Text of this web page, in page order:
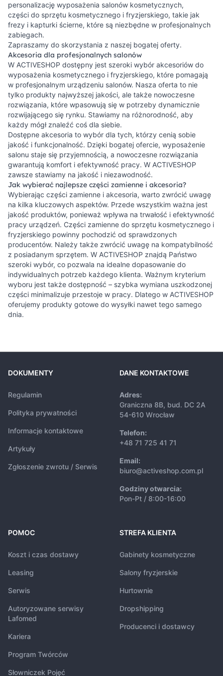
personalizację wyposażenia salonów kosmetycznych,
części do sprzętu kosmetycznego i fryzjerskiego, takie jak
frezy i kapturki ścierne, które są niezbędne w profesjonalnych
zabiegach.
Zapraszamy do skorzystania z naszej bogatej oferty.
Akcesoria dla profesjonalnych salonów
W ACTIVESHOP dostępny jest szeroki wybór akcesoriów do
wyposażenia kosmetycznego i fryzjerskiego, które pomagają
w profesjonalnym urządzeniu salonów. Nasza oferta to nie
tylko produkty najwyższej jakości, ale także nowoczesne
rozwiązania, które wpasowują się w potrzeby dynamicznie
rozwijającego się rynku. Stawiamy na różnorodność, aby
każdy mógł znaleźć coś dla siebie.
Dostępne akcesoria to wybór dla tych, którzy cenią sobie
jakość i funkcjonalność. Dzięki bogatej ofercie, wyposażenie
salonu staje się przyjemnością, a nowoczesne rozwiązania
gwarantują komfort i efektywność pracy. W ACTIVESHOP
zawsze stawiamy na jakość i niezawodność.
Jak wybierać najlepsze części zamienne i akcesoria?
Wybierając części zamienne i akcesoria, warto zwrócić uwagę
na kilka kluczowych aspektów. Przede wszystkim ważna jest
jakość produktów, ponieważ wpływa na trwałość i efektywność
pracy urządzeń. Części zamienne do sprzętu kosmetycznego i
fryzjerskiego powinny pochodzić od sprawdzonych
producentów. Należy także zwrócić uwagę na kompatybilność
z posiadanym sprzętem. W ACTIVESHOP znajdą Państwo
szeroki wybór, co pozwala na idealne dopasowanie do
indywidualnych potrzeb każdego klienta. Ważnym kryterium
wyboru jest także dostępność – szybka wymiana uszkodzonej
części minimalizuje przestoje w pracy. Dlatego w ACTIVESHOP
oferujemy produkty gotowe do wysyłki nawet tego samego
dnia.
DOKUMENTY
Regulamin
Polityka prywatności
Informacje kontaktowe
Artykuły
Zgłoszenie zwrotu / Serwis
DANE KONTAKTOWE
Adres:
Graniczna 8B, bud. DC 2A
54-610 Wrocław
Telefon:
+48 71 725 41 71
Email:
biuro@activeshop.com.pl
Godziny otwarcia:
Pon-Pt / 8:00-16:00
POMOC
Koszt i czas dostawy
Leasing
Serwis
Autoryzowane serwisy
Lafomed
Kariera
Program Twórców
Słowniczek Pojęć
STREFA KLIENTA
Gabinety kosmetyczne
Salony fryzjerskie
Hurtownie
Dropshipping
Producenci i dostawcy